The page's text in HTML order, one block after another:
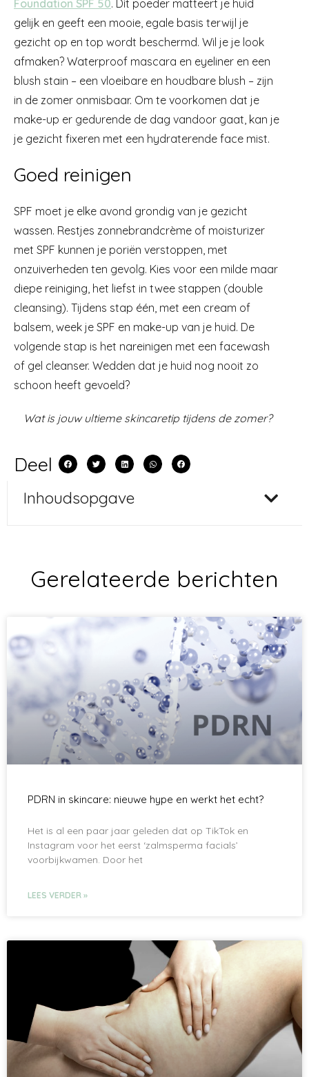
Foundation SPF 50. Dit poeder matteert je huid
gelijk en geeft een mooie, egale basis terwijl je
gezicht op en top wordt beschermd. Wil je je look
afmaken? Waterproof mascara en eyeliner en een
blush stain – een vloeibare en houdbare blush – zijn
in de zomer onmisbaar. Om te voorkomen dat je
make-up er gedurende de dag vandoor gaat, kan je
je gezicht fixeren met een hydraterende face mist.
Goed reinigen
SPF moet je elke avond grondig van je gezicht
wassen. Restjes zonnebrandcrème of moisturizer
met SPF kunnen je poriën verstoppen, met
onzuiverheden ten gevolg. Kies voor een milde maar
diepe reiniging, het liefst in twee stappen (double
cleansing). Tijdens stap één, met een cream of
balsem, week je SPF en make-up van je huid. De
volgende stap is het nareinigen met een facewash
of gel cleanser. Wedden dat je huid nog nooit zo
schoon heeft gevoeld?
Wat is jouw ultieme skincaretip tijdens de zomer?
Deel
Inhoudsopgave
Gerelateerde berichten
PDRN in skincare: nieuwe hype en werkt het echt?
Het is al een paar jaar geleden dat op TikTok en
Instagram voor het eerst ‘zalmsperma facials’
voorbijkwamen. Door het
LEES VERDER »